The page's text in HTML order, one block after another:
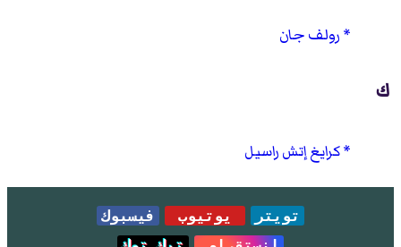
رولف جان
ك
كرايغ إتش راسيل
تويتر يوتيوب
فيسبوك